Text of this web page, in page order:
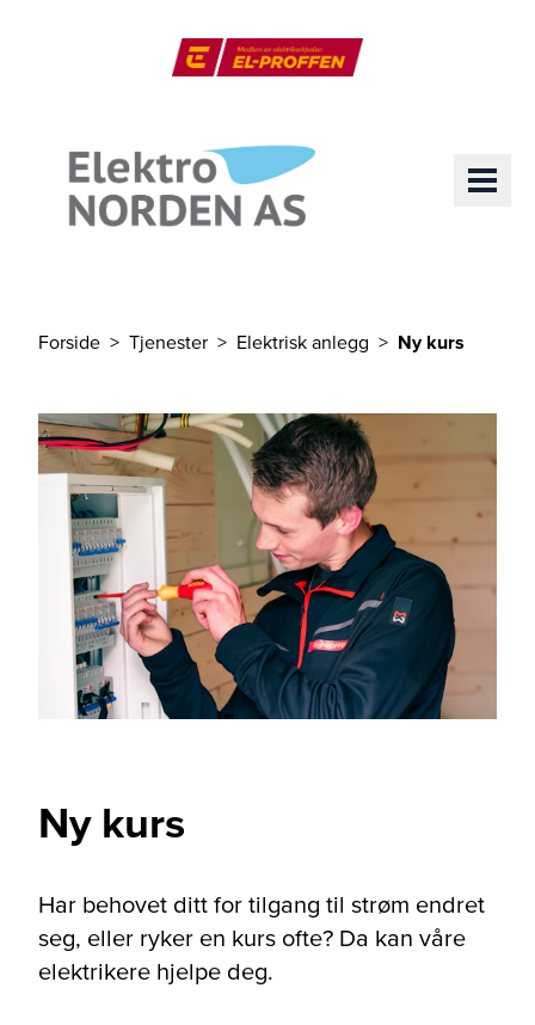
Forside Tjenester Elektrisk anlegg Ny kurs
Ny kurs
Har behovet ditt for tilgang til strøm endret
seg, eller ryker en kurs ofte? Da kan våre
elektrikere hjelpe deg.